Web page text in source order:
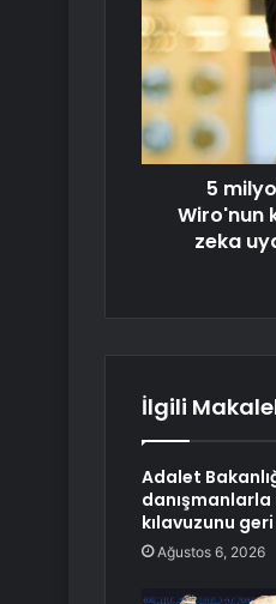
5
Wiro'nun
zeka
İlgili
Adalet
danışmanlarla
kılavuzunu
Ağustos 6, 2026